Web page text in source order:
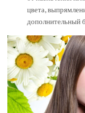
цвета,
дополнительный